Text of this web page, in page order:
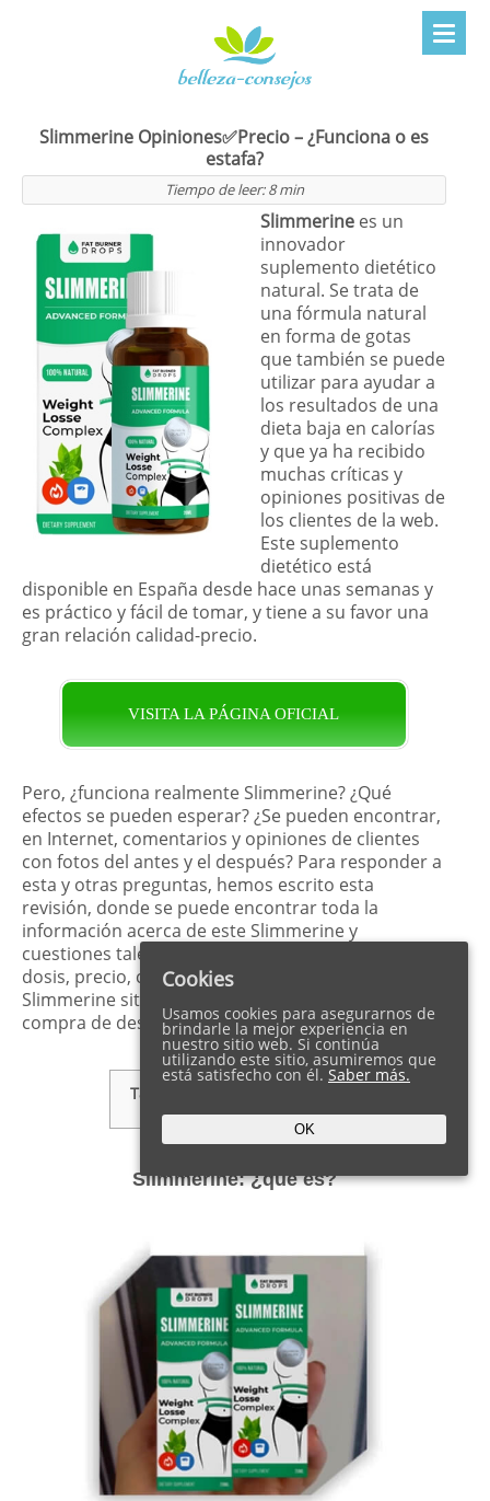
Slimmerine Opiniones✅Precio – ¿Funciona o es
estafa?
Tiempo de leer:8 min
Slimmerine es un
innovador
suplemento dietético
natural. Se trata de
una fórmula natural
en forma de gotas
que también se puede
utilizar para ayudar a
los resultados de una
dieta baja en calorías
y que ya ha recibido
muchas críticas y
opiniones positivas de
los clientes de la web.
Este suplemento
dietético está
disponible en España desde hace unas semanas y
es práctico y fácil de tomar, y tiene a su favor una
gran relación calidad-precio.
VISITA LA PÁGINA OFICIAL
Pero, ¿funciona realmente Slimmerine? ¿Qué
efectos se pueden esperar? ¿Se pueden encontrar,
en Internet, comentarios y opiniones de clientes
con fotos del antes y el después? Para responder a
esta y otras preguntas, hemos escrito esta
revisión, donde se puede encontrar toda la
información acerca de este Slimmerine y
cuestiones tales como: ingredientes, la ingesta y la
dosis, precio, comentarios en foros en línea,
Slimmerine sitio web oficial del Reino Unido y la
compra de descuento
Tabla de Contenidos
Slimmerine: ¿qué es?
Cookies
Usamos cookies para asegurarnos de
brindarle la mejor experiencia en
nuestro sitio web. Si continúa
utilizando este sitio, asumiremos que
está satisfecho con él. Saber más.
OK